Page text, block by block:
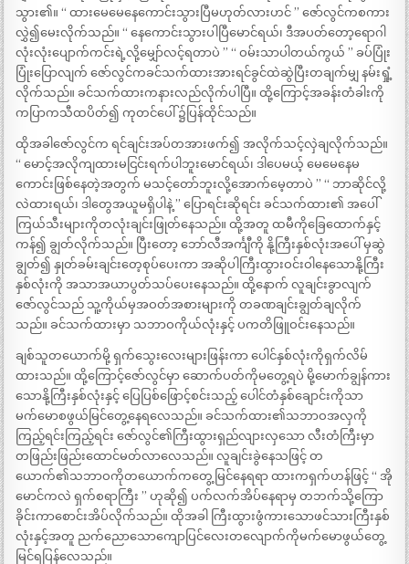
သွား၏။ ‘‘ ထားမေမေနေကောင်းသွားပြီမဟုတ်လားဟင် ’’ ဇော်လွင်ကစကား
လွှဲ၍မေးလိုက်သည်။ ‘‘ နေကောင်းသွားပါပြီမောင်ရယ်၊ ဒီအပတ်တော့ရောဂါ
လုံးလုံးပျောက်ကင်းရဲ့လို့မျှော်လင့်ရတာပဲ ’’ ‘‘ ဝမ်းသာပါတယ်ကွယ် ’’ ခပ်ပြုံး
ပြုံးပြောလျက် ဇော်လွင်ကခင်သက်ထားအားရင်ခွင်ထဲဆွဲပြီးတချက်မျှ နမ်းရှုံ့
လိုက်သည်။ ခင်သက်ထားကနားလည်လိုက်ပါပြီ။ ထို့ကြောင့်အခန်းတံခါးကို
ကပြာကသီထပိတ်၍ ကုတင်ပေါ် ၌ပြန်ထိုင်သည်။
ထိုအခါဇော်လွင်က ရင်ချင်းအပ်တအားဖက်၍ အလိုက်သင့်လှဲချလိုက်သည်။
‘‘ မောင့်အလိုကျထားမငြင်းရက်ပါဘူးမောင်ရယ်၊ ဒါပေမယ့် မေမေနေမ
ကောင်းဖြစ်နေတဲ့အတွက် မသင့်တော်ဘူးလို့အောက်မေ့တာပဲ ’’ ‘‘ ဘာဆိုင်လို့
လဲထားရယ်၊ ဒါတွေအယူမရှိပါနဲ့ ’’ ပြောရင်းဆိုရင်း ခင်သက်ထား၏ အပေါ်
ကြယ်သီးများကိုတလုံးချင်းဖြုတ်နေသည်။ ထို့အတူ ထမီကိုခြေထောက်နှင့်
ကန်၍ ချွတ်လိုက်သည်။ ပြီးတော့ ဘော်လီအင်္ကျီကို နို့ကြီးနှစ်လုံးအပေါ် မှဆွဲ
ချွတ်၍ နှုတ်ခမ်းချင်းတေ့စုပ်ပေးကာ အဆိုပါကြီးထွားဝင်းဝါနေသောနို့ကြီး
နှစ်လုံးကို အသာအယာပွတ်သပ်ပေးနေသည်။ ထို့နောက် လူချင်းခွာလျက်
ဇော်လွင်သည် သူ့ကိုယ်မှအဝတ်အစားများကို တခဏချင်းချွတ်ချလိုက်
သည်။ ခင်သက်ထားမှာ သဘာဝကိုယ်လုံးနှင့် ပကတိဖြူဝင်းနေသည်။
ချစ်သူတယောက်မို့ ရှက်သွေးလေးများဖြန်းကာ ပေါင်နှစ်လုံးကိုရှက်လိမ်
ထားသည်။ ထို့ကြောင့်ဇော်လွင်မှာ ဆောက်ပတ်ကိုမတွေ့ရပဲ မို့မောက်ချွန်ကား
သောနို့ကြီးနှစ်လုံးနှင့် ပြေပြစ်ဖြောင့်စင်းသည့် ပေါင်တံနှစ်ချောင်းကိုသာ
မက်မောစဖွယ်မြင်တွေ့နေရလေသည်။ ခင်သက်ထား၏သဘာဝအလှကို
ကြည့်ရင်းကြည့်ရင်း ဇော်လွင်၏ကြီးထွားရှည်လျားလှသော လီးတံကြီးမှာ
တဖြည်းဖြည်းထောင်မတ်လာလေသည်။ လူချင်းခွဲနေသဖြင့် တ
ယောက်၏သဘာဝကိုတယောက်ကတွေ့မြင်နေရရာ ထားကရှက်ဟန်ဖြင့် ‘‘ အို
မောင်ကလဲ ရှက်စရာကြီး ’’ ဟုဆို၍ ပက်လက်အိပ်နေရာမှ တဘက်သို့ကြော
ခိုင်းကာစောင်းအိပ်လိုက်သည်။ ထိုအခါ ကြီးထွားဖွံကားသောဖင်သားကြီးနှစ်
လုံးနှင့်အတူ ညက်ညောသောကျောပြင်လေးတလျောက်ကိုမက်မောဖွယ်တွေ့
မြင်ရပြန်လေသည်။